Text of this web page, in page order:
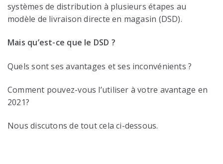
systèmes de distribution à plusieurs étapes au
modèle de livraison directe en magasin (DSD).
Mais qu’est-ce que le DSD ?
Quels sont ses avantages et ses inconvénients ?
Comment pouvez-vous l’utiliser à votre avantage en
2021?
Nous discutons de tout cela ci-dessous.